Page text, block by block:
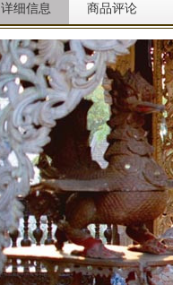
详细信息 商品评论